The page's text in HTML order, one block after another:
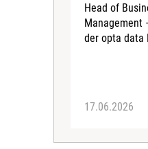
Head of
Management
der opta data
17.06.2026